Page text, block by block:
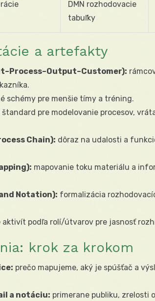
DMN rozhodovacie
tabuľky
a artefakty
schémy pre menšie tímy a tréning.
pre modelovanie procesov,
Chain): dôraz na udalosti a
mapovanie toku materiálu a
Notation): formalizácia
aktivít podľa rolí/útvarov pre jasnosť
krok za krokom
prečo mapujeme, aký je spúšťač a
a notáciu: primerane publiku, zrelosti